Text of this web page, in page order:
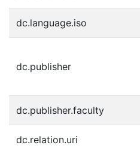
dc.language.iso
dc.publisher
dc.publisher.faculty
dc.relation.uri